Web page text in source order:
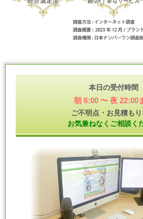
本日の受付時間
朝 6:00 〜 夜 22:00
ご不明点・お見積も
お気兼ねなくご相談く